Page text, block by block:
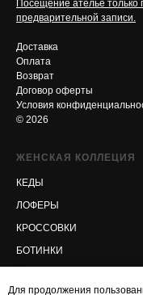
Для продолжения
Посещение ателье только
предварительной записи.
Доставка
Оплата
Возврат
Договор оферты
Условия
© 2026
ЖЕНСКАЯ КОЛЛЕЦИЯ
КЕДЫ
ЛОФЕРЫ
КРОССОВКИ
БОТИНКИ